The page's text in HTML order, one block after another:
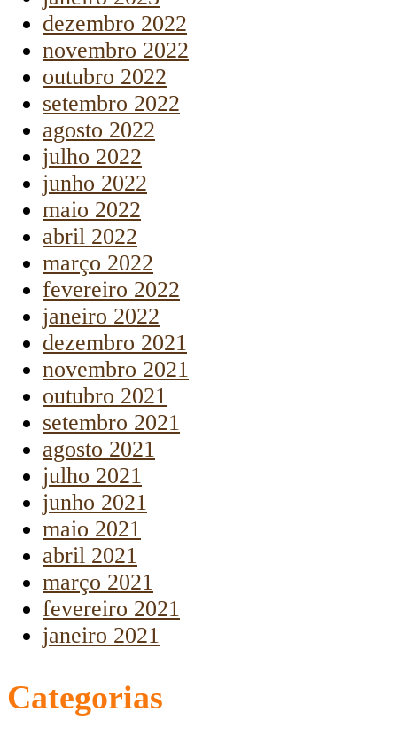
dezembro 2022
novembro 2022
outubro 2022
setembro 2022
agosto 2022
julho 2022
junho 2022
maio 2022
abril 2022
março 2022
fevereiro 2022
janeiro 2022
dezembro 2021
novembro 2021
outubro 2021
setembro 2021
agosto 2021
julho 2021
junho 2021
maio 2021
abril 2021
março 2021
fevereiro 2021
janeiro 2021
Categorias